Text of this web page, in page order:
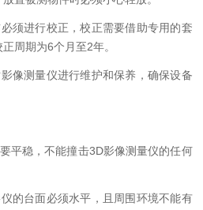
进行校正，校正需要借助专用的套
周期为6个月至2年。
测量仪进行维护和保养，确保设备
稳，不能撞击3D影像测量仪的任何
台面必须水平，且周围环境不能有